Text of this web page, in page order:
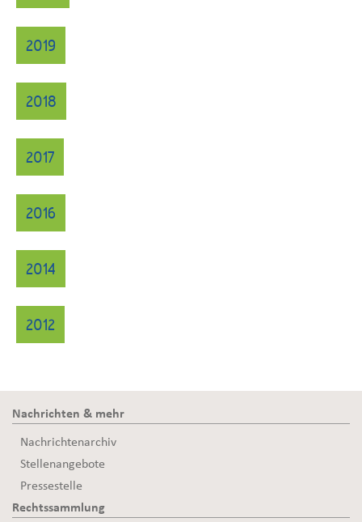
2019
2018
2017
2016
2014
2012
Nachrichten & mehr
Nachrichtenarchiv
Stellenangebote
Pressestelle
Rechtssammlung